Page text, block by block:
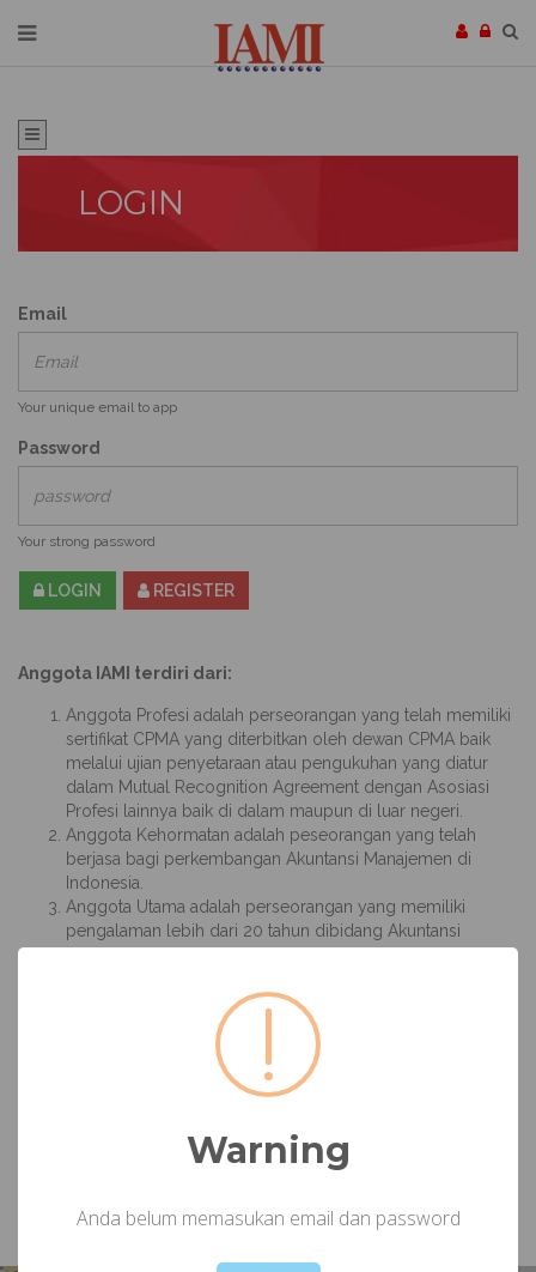
LOGIN
Email
Your unique email to app
Password
Your strong password
LOGIN REGISTER
Anggota IAMI terdiri dari:
Anggota Profesi adalah perseorangan yang telah memiliki
sertifikat CPMA yang diterbitkan oleh dewan CPMA baik
melalui ujian penyetaraan atau pengukuhan yang diatur
dalam Mutual Recognition Agreement dengan Asosiasi
Profesi lainnya baik di dalam maupun di luar negeri.
Anggota Kehormatan adalah peseorangan yang telah
berjasa bagi perkembangan Akuntansi Manajemen di
Indonesia.
Anggota Utama adalah perseorangan yang memiliki
pengalaman lebih dari 20 tahun dibidang Akuntansi
Anggota Madya adalah perseorangan yang memiliki
maupun belum memiliki pengalaman kerja tetapi telah
memenuhi persyaratan untuk menempuh ujian CPMA.
Anggota Muda adalah mahasiswa yang sedang mengikuti
studi di Perguruan Tinggi baik di Indonesia maupun di
Warning
Anda belum memasukan email dan password